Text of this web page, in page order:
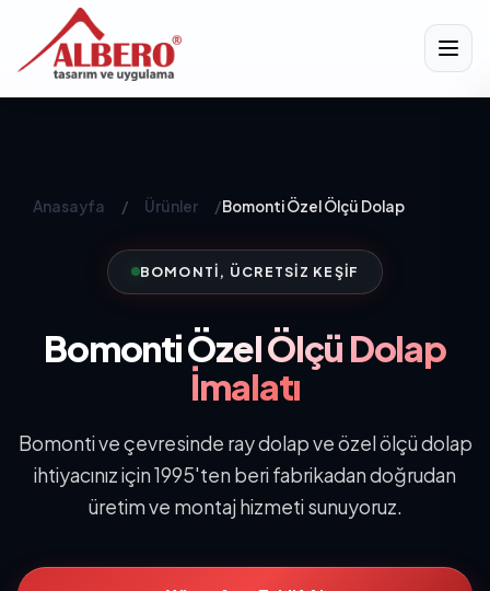
Anasayfa / Ürünler /Bomonti Özel Ölçü Dolap
BOMONTI, ÜCRETSIZ KEŞIF
BomontiÖzel Ölçü Dolap
İmalatı
Bomonti ve çevresinde ray dolap ve özel ölçü dolap
ihtiyacınız için 1995'ten beri fabrikadan doğrudan
üretim ve montaj hizmeti sunuyoruz.